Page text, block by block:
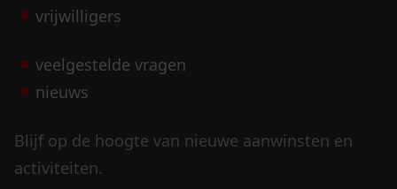
vrijwilligers
veelgestelde vragen
nieuws
Blijf op de hoogte van nieuwe aanwinsten en
activiteiten.